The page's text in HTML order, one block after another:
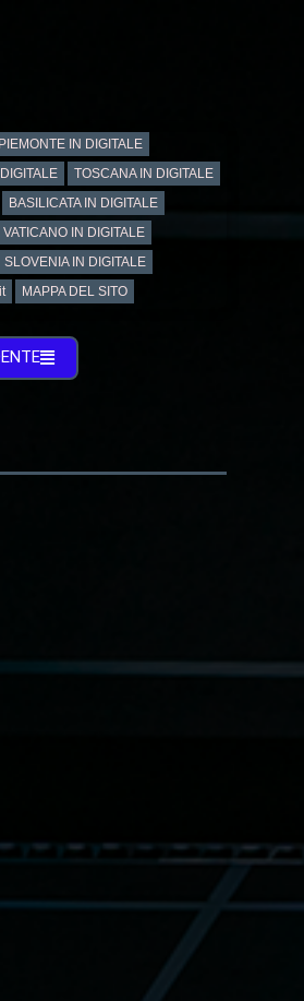
PIEMONTE IN DIGITALE
TOSCANA IN DIGITALE
BASILICATA IN DIGITALE
VATICANO IN DIGITALE
SLOVENIA IN DIGITALE
MAPPA DEL SITO